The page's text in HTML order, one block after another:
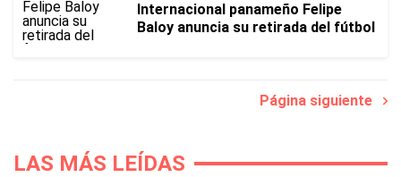
Internacional panameño Felipe
Baloy anuncia su retirada del fútbol
Página siguiente
LAS MÁS LEÍDAS